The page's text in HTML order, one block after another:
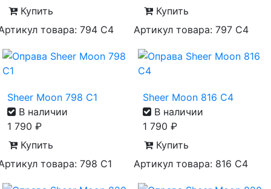
Купить
товара: 794 С4
Купить
Артикул товара: 797 С4
Sheer Moon 798 C1
В наличии
1 790 ₽
Купить
товара: 798 С1
Sheer Moon 816 C4
В наличии
1 790 ₽
Купить
Артикул товара: 816 С4